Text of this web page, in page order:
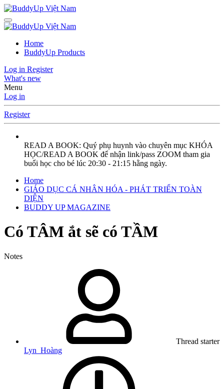
Home
BuddyUp Products
Log in Register
What's new
Menu
Log in
Register
READ A BOOK: Quý phụ huynh vào chuyên mục KHÓA
HỌC/READ A BOOK để nhận link/pass ZOOM tham gia
buổi học cho bé lúc 20:30 - 21:15 hằng ngày.
Home
GIÁO DỤC CÁ NHÂN HÓA - PHÁT TRIỂN TOÀN
DIỆN
BUDDY UP MAGAZINE
Có TÂM ắt sẽ có TẦM
Notes
Thread starter
Lyn_Hoàng